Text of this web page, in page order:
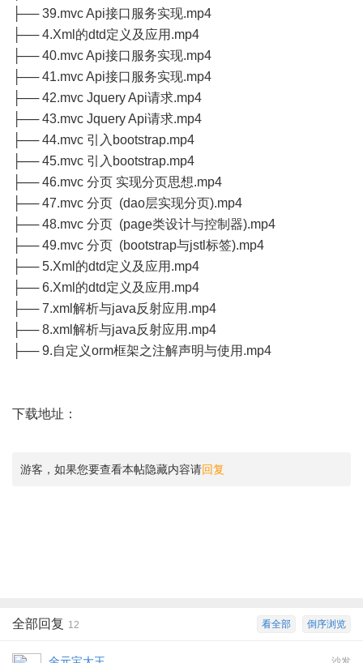
├── 39.mvc Api接口服务实现.mp4
├── 4.Xml的dtd定义及应用.mp4
├── 40.mvc Api接口服务实现.mp4
├── 41.mvc Api接口服务实现.mp4
├── 42.mvc Jquery Api请求.mp4
├── 43.mvc Jquery Api请求.mp4
├── 44.mvc 引入bootstrap.mp4
├── 45.mvc 引入bootstrap.mp4
├── 46.mvc 分页 实现分页思想.mp4
├── 47.mvc 分页 (dao层实现分页).mp4
├── 48.mvc 分页 (page类设计与控制器).mp4
├── 49.mvc 分页 (bootstrap与jstl标签).mp4
├── 5.Xml的dtd定义及应用.mp4
├── 6.Xml的dtd定义及应用.mp4
├── 7.xml解析与java反射应用.mp4
├── 8.xml解析与java反射应用.mp4
├── 9.自定义orm框架之注解声明与使用.mp4
下载地址：
游客，如果您要查看本帖隐藏内容请回复
倒序浏览
看全部
全部回复 12